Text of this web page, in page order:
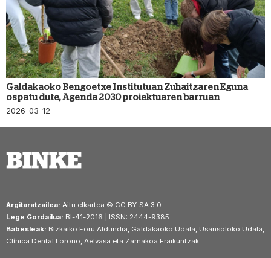
Galdakaoko Bengoetxe Institutuan Zuhaitzaren Eguna
ospatu dute, Agenda 2030 proiektuaren barruan
2026-03-12
Argitaratzailea: Aitu elkartea © CC BY-SA 3.0
Lege Gordailua: BI-41-2016 | ISSN: 2444-9385
Babesleak: Bizkaiko Foru Aldundia, Galdakaoko Udala, Usansoloko Udala,
Clínica Dental Loroño, Aelvasa eta Zamakoa Eraikuntzak